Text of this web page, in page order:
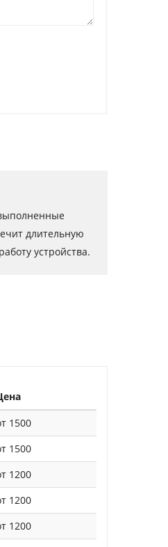
длительную
устройства.
1500
1500
1200
1200
1200